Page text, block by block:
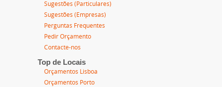
Sugestões (Particulares)
Sugestões (Empresas)
Perguntas Frequentes
Pedir Orçamento
Contacte-nos
Top de Locais
Orçamentos Lisboa
Orçamentos Porto